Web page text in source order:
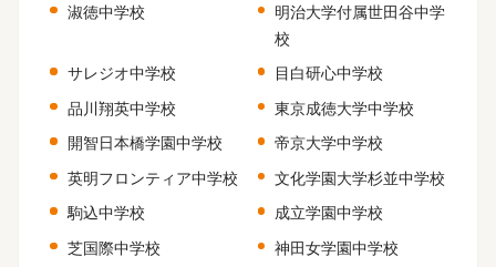
淑徳中学校
明治大学付属世田谷中学
校
サレジオ中学校
目白研心中学校
品川翔英中学校
東京成徳大学中学校
開智日本橋学園中学校
帝京大学中学校
英明フロンティア中学校
文化学園大学杉並中学校
駒込中学校
成立学園中学校
芝国際中学校
神田女学園中学校